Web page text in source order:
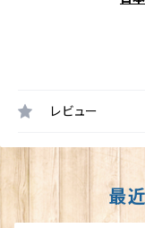
レビュー
最